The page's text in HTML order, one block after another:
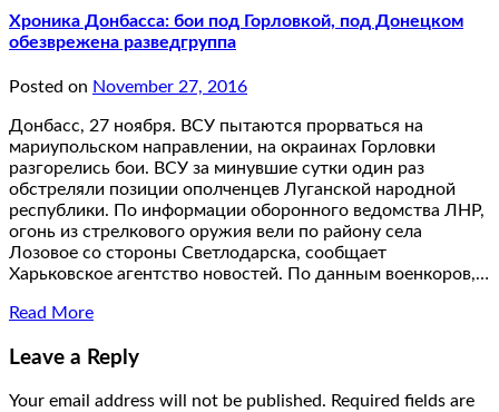
Хроника Донбасса: бои под Горловкой, под Донецком
обезврежена разведгруппа
Posted on November 27, 2016
Донбасс, 27 ноября. ВСУ пытаются прорваться на
мариупольском направлении, на окраинах Горловки
разгорелись бои. ВСУ за минувшие сутки один раз
обстреляли позиции ополченцев Луганской народной
республики. По информации оборонного ведомства ЛНР,
огонь из стрелкового оружия вели по району села
Лозовое со стороны Светлодарска, сообщает
Харьковское агентство новостей. По данным военкоров,…
Read More
Leave a Reply
Your email address will not be published. Required fields are